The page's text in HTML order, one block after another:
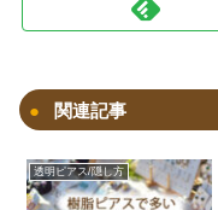
関連記事
透明ピアス/隠し方